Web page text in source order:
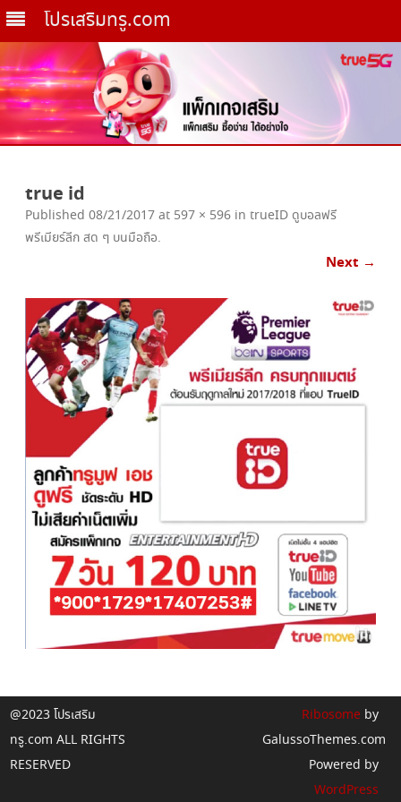
โปรเสริมทรู.com
true id
Published 08/21/2017 at 597 × 596 in trueID ดูบอลฟรี
พรีเมียร์ลีก สด ๆ บนมือถือ.
Next →
@2023 โปรเสริม
ทรู.com ALL RIGHTS
RESERVED
Ribosomeby
GalussoThemes.com
Powered by
WordPress